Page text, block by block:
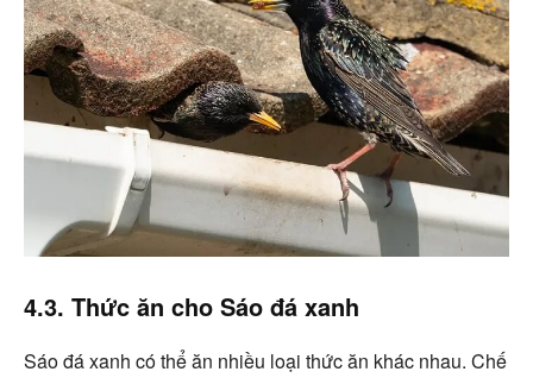
4.3. Thức ăn cho Sáo đá xanh
Sáo đá xanh có thể ăn nhiều loại thức ăn khác nhau. Chế